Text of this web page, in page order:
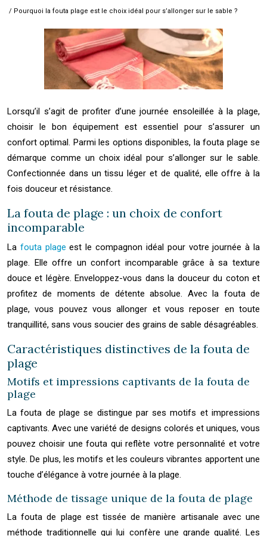
/ Pourquoi la fouta plage est le choix idéal pour s’allonger sur le sable ?
Lorsqu’il s’agit de profiter d’une journée ensoleillée à la plage,
choisir le bon équipement est essentiel pour s’assurer un
confort optimal. Parmi les options disponibles, la fouta plage se
démarque comme un choix idéal pour s’allonger sur le sable.
Confectionnée dans un tissu léger et de qualité, elle offre à la
fois douceur et résistance.
La fouta de plage : un choix de confort
incomparable
La fouta plage est le compagnon idéal pour votre journée à la
plage. Elle offre un confort incomparable grâce à sa texture
douce et légère. Enveloppez-vous dans la douceur du coton et
profitez de moments de détente absolue. Avec la fouta de
plage, vous pouvez vous allonger et vous reposer en toute
tranquillité, sans vous soucier des grains de sable désagréables.
Caractéristiques distinctives de la fouta de
plage
Motifs et impressions captivants de la fouta de
plage
La fouta de plage se distingue par ses motifs et impressions
captivants. Avec une variété de designs colorés et uniques, vous
pouvez choisir une fouta qui reflète votre personnalité et votre
style. De plus, les motifs et les couleurs vibrantes apportent une
touche d’élégance à votre journée à la plage.
Méthode de tissage unique de la fouta de plage
La fouta de plage est tissée de manière artisanale avec une
méthode traditionnelle qui lui confère une grande qualité. Les